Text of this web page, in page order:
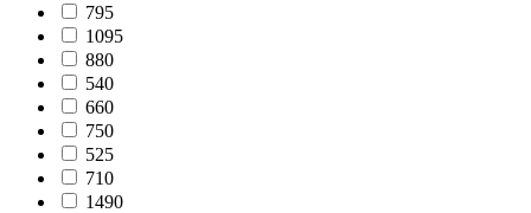
795
1095
880
540
660
750
525
710
1490